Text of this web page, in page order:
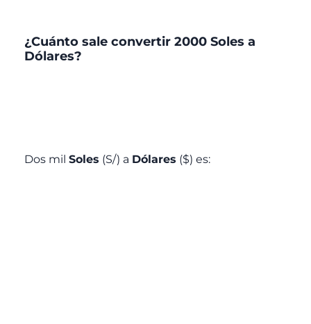
¿Cuánto sale convertir 2000 Soles a
Dólares?
Dos mil Soles (S/) a Dólares ($) es: